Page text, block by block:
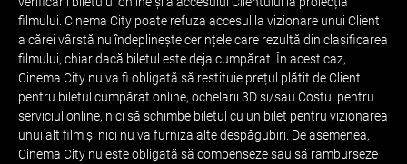
filmului. Cinema City poate refuza accesul la vizionare unui Client
a cărei vârstă nu îndeplinește cerințele care rezultă din clasificarea
filmului, chiar dacă biletul este deja cumpărat. În acest caz,
Cinema City nu va fi obligată să restituie prețul plătit de Client
pentru biletul cumpărat online, ochelarii 3D și/sau Costul pentru
serviciul online, nici să schimbe biletul cu un bilet pentru vizionarea
unui alt film și nici nu va furniza alte despăgubiri. De asemenea,
Cinema City nu este obligată să compenseze sau să ramburseze